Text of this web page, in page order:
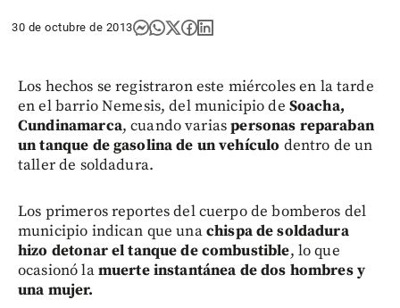
30 de octubre de 2013
Los hechos se registraron este miércoles en la tarde
en el barrio Nemesis, del municipio de Soacha,
Cundinamarca, cuando variaspersonas reparaban
un tanque de gasolina de un vehículo dentro de un
taller de soldadura.
Los primeros reportes del cuerpo de bomberos del
municipio indican que unachispa de soldadura
hizo detonar el tanque de combustible, lo que
ocasionó lamuerte instantánea de dos hombres y
una mujer.